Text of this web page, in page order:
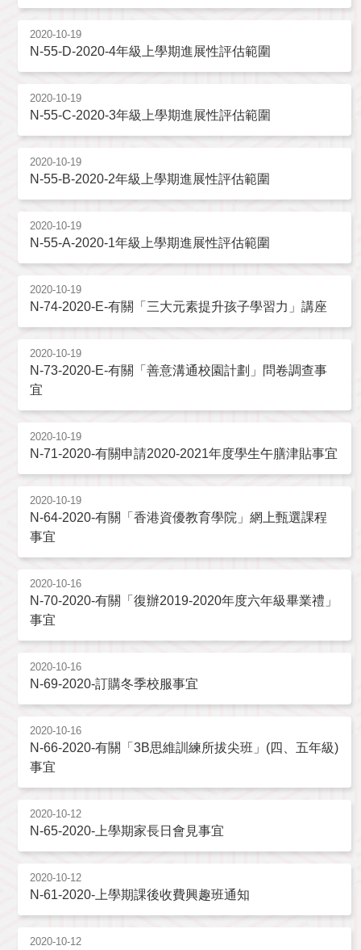
2020-10-19
N-55-D-2020-4年級上學期進展性評估範圍
2020-10-19
N-55-C-2020-3年級上學期進展性評估範圍
2020-10-19
N-55-B-2020-2年級上學期進展性評估範圍
2020-10-19
N-55-A-2020-1年級上學期進展性評估範圍
2020-10-19
N-74-2020-E-有關「三大元素提升孩子學習力」講座
2020-10-19
N-73-2020-E-有關「善意溝通校園計劃」問卷調查事
宜
2020-10-19
N-71-2020-有關申請2020-2021年度學生午膳津貼事宜
2020-10-19
N-64-2020-有關「香港資優教育學院」網上甄選課程
事宜
2020-10-16
N-70-2020-有關「復辦2019-2020年度六年級畢業禮」
事宜
2020-10-16
N-69-2020-訂購冬季校服事宜
2020-10-16
N-66-2020-有關「3B思維訓練所拔尖班」(四、五年級)
事宜
2020-10-12
N-65-2020-上學期家長日會見事宜
2020-10-12
N-61-2020-上學期課後收費興趣班通知
2020-10-12